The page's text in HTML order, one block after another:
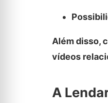
Além disso,
vídeos
A